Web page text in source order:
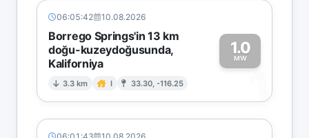
06:05:42 10.08.2026
Borrego Springs'in 13 km
doğu-kuzeydoğusunda,
Kaliforniya
3.3 km I 33.30, -116.25
1.0
MW
1